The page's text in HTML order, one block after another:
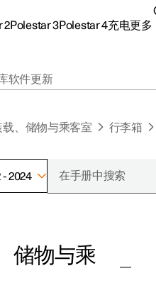
2Polestar 3Polestar 4充电更多
软件更新
载、储物与乘客室 行李箱
- 2024
储物与乘